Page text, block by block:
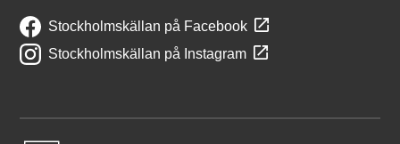
Stockholmskällan på Facebook
Stockholmskällan på Instagram